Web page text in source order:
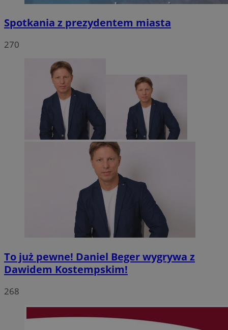
Spotkania z prezydentem miasta
270
To już pewne! Daniel Beger wygrywa z
Dawidem Kostempskim!
268